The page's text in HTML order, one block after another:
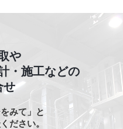
や
・施工などの
せ
みて」と
ださい。